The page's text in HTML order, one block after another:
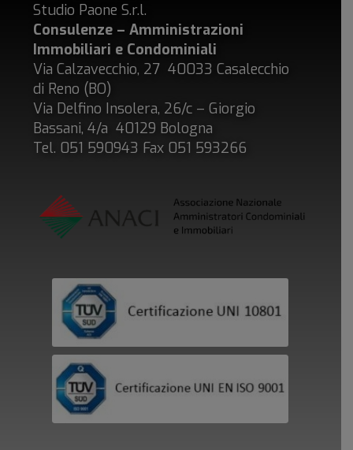
Studio Paone S.r.l.
Consulenze – Amministrazioni
Immobiliari e Condominiali
Via Calzavecchio, 27 40033 Casalecchio
di Reno (BO)
Via Delfino Insolera, 26/c – Giorgio
Bassani, 4/a 40129 Bologna
Tel. 051 590943 Fax 051 593266